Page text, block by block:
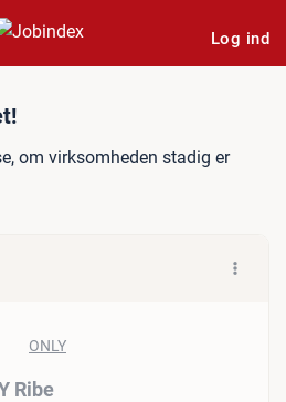
Log ind
om virksomheden stadig er
Ribe